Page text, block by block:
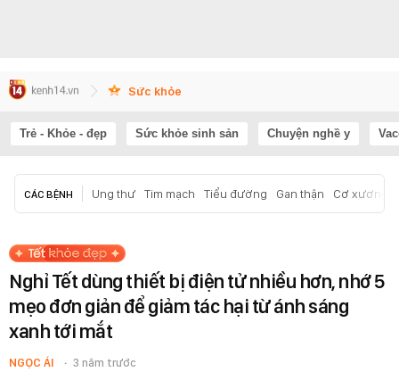
Sức khỏe
Trẻ - Khỏe - đẹp Sức khỏe sinh sản Chuyện nghề y
CÁC BỆNH Ung thư Tim mạch Tiểu đường Gan thận Cơ xương
Nghỉ Tết dùng thiết bị điện tử nhiều hơn, nhớ 5
mẹo đơn giản để giảm tác hại từ ánh sáng
xanh tới mắt
NGỌC ÁI 3 năm trước